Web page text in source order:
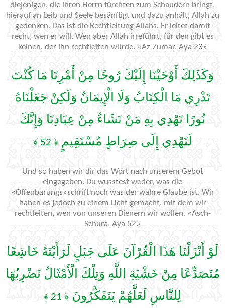
diejenigen, die ihren Herrn fürchten zum Schaudern bringt,
hierauf an Leib und Seele besänftigt und dazu anhält, Allah zu
gedenken. Das ist die Rechtleitung Allahs. Er leitet damit
recht, wen er will. Wen aber Allah irreführt, für den gibt es
keinen, der ihn rechtleiten würde. «Az-Zumar, Aya 23»
وَكَذَلِكَ أَوْحَيْنَا إِلَيْكَ رُوحًا مِنْ أَمْرِنَا مَا كُنْتَ
تَدْرِي مَا الْكِتَابُ وَلَا الْإِيمَانُ وَلَكِنْ جَعَلْنَاهُ
نُورًا نَهْدِي بِهِ مَنْ نَشَاءُ مِنْ عِبَادِنَا وَإِنَّكَ
لَتَهْدِي إِلَى صِرَاطٍ مُسْتَقِيمٍ﴿ 52 ﴾
Und so haben wir dir das Wort nach unserem Gebot
eingegeben. Du wusstest weder, was die
«Offenbarungs»schrift noch was der wahre Glaube ist. Wir
haben es jedoch zu einem Licht gemacht, mit dem wir
rechtleiten, wen von unseren Dienern wir wollen. «Asch-
Schura, Aya 52»
لَوْ أَنْزَلْنَا هَذَا الْقُرْآنَ عَلَى جَبَلٍ لَرَأَيْتَهُ خَاشِعًا
مُتَصَدِّعًا مِنْ خَشْيَةِ اللَّهِ وَتِلْكَ الْأَمْثَالُ نَضْرِبُهَا
لِلنَّاسِ لَعَلَّهُمْ يَتَفَكَّرُونَ ﴿ 21 ﴾